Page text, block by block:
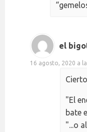
el
16 agosto, 2020 a
"El
bate
"...o